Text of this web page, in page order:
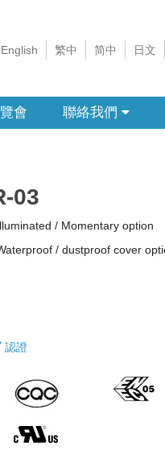
English 繁中 简中 日文
會 聯絡我們
03
/ Momentary option
/ dustproof cover
認證